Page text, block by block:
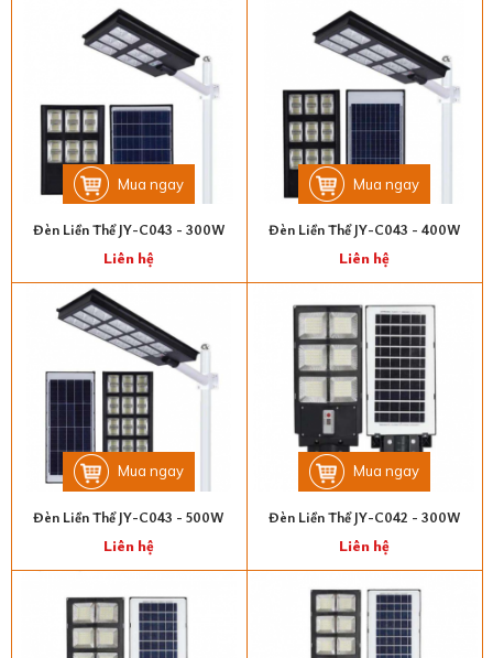
Mua ngay
Đèn Liền Thể JY-C043 - 300W
Liên hệ
Mua ngay
Đèn Liền Thể JY-C043 - 400W
Liên hệ
Mua ngay
Đèn Liền Thể JY-C043 - 500W
Liên hệ
Mua ngay
Đèn Liền Thể JY-C042 - 300W
Liên hệ